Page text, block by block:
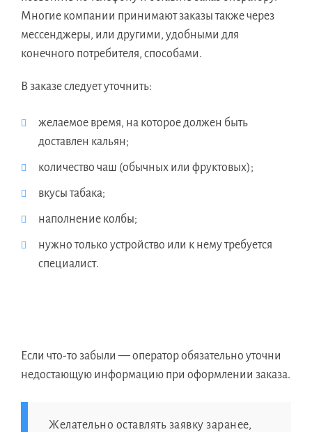
Многие компании принимают заказы также через
мессенджеры, или другими, удобными для
конечного потребителя, способами.
В заказе следует уточнить:
желаемое время, на которое должен быть
доставлен кальян;
количество чаш (обычных или фруктовых);
вкусы табака;
наполнение колбы;
нужно только устройство или к нему требуется
специалист.
Если что-то забыли — оператор обязательно уточни
недостающую информацию при оформлении заказа.
Желательно оставлять заявку заранее,